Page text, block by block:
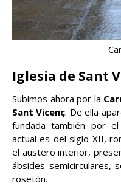
Iglesia de Sant
Subimos ahora por la
Sant Vicenç. De ella
fundada también por
actual es del siglo XII,
el austero interior,
ábsides semicirculares,
rosetón.